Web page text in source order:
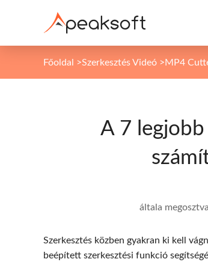
Főoldal >Szerkesztés Videó >MP4
A 7
általa megosztva
Szerkesztés közben gyakran ki kell
beépített szerkesztési funkció